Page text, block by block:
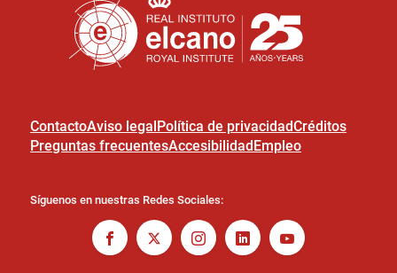
ContactoAviso legalPolítica de privacidadCréditos
Preguntas frecuentesAccesibilidadEmpleo
Síguenos en nuestras Redes Sociales: